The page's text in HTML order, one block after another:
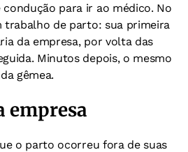
condução para ir ao médico. No
trabalho de parto: sua primeira
da empresa, por volta das
Minutos depois, o mesmo
gêmea.
empresa
o parto ocorreu fora de suas